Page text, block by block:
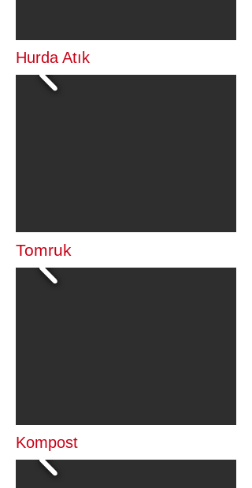
Hurda Atık
Tomruk
Kompost